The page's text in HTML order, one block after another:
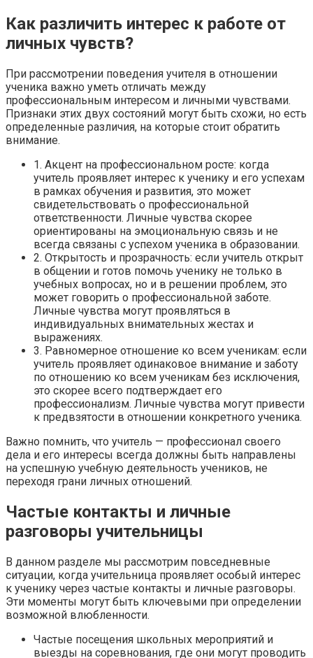
Как различить интерес к работе от
личных чувств?
При рассмотрении поведения учителя в отношении
ученика важно уметь отличать между
профессиональным интересом и личными чувствами.
Признаки этих двух состояний могут быть схожи, но есть
определенные различия, на которые стоит обратить
внимание.
1. Акцент на профессиональном росте: когда
учитель проявляет интерес к ученику и его успехам
в рамках обучения и развития, это может
свидетельствовать о профессиональной
ответственности. Личные чувства скорее
ориентированы на эмоциональную связь и не
всегда связаны с успехом ученика в образовании.
2. Открытость и прозрачность: если учитель открыт
в общении и готов помочь ученику не только в
учебных вопросах, но и в решении проблем, это
может говорить о профессиональной заботе.
Личные чувства могут проявляться в
индивидуальных внимательных жестах и
выражениях.
3. Равномерное отношение ко всем ученикам: если
учитель проявляет одинаковое внимание и заботу
по отношению ко всем ученикам без исключения,
это скорее всего подтверждает его
профессионализм. Личные чувства могут привести
к предвзятости в отношении конкретного ученика.
Важно помнить, что учитель — профессионал своего
дела и его интересы всегда должны быть направлены
на успешную учебную деятельность учеников, не
переходя грани личных отношений.
Частые контакты и личные
разговоры учительницы
В данном разделе мы рассмотрим повседневные
ситуации, когда учительница проявляет особый интерес
к ученику через частые контакты и личные разговоры.
Эти моменты могут быть ключевыми при определении
возможной влюбленности.
Частые посещения школьных мероприятий и
выезды на соревнования, где они могут проводить